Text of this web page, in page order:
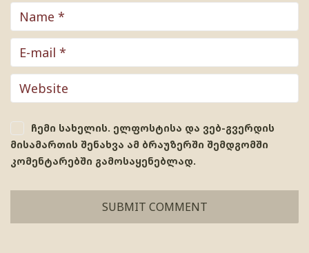
ჩემი სახელის. ელფოსტისა და ვებ-გვერდის
მისამართის შენახვა ამ ბრაუზერში შემდგომში
კომენტარებში გამოსაყენებლად.